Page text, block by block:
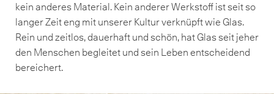
kein anderes Material. Kein anderer Werkstoff ist seit so
langer Zeit eng mit unserer Kultur verknüpft wie Glas.
Rein und zeitlos, dauerhaft und schön, hat Glas seit jeher
den Menschen begleitet und sein Leben entscheidend
bereichert.